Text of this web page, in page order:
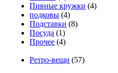
Пивные кружки (4)
подковы (4)
Подставки (8)
Посуда (1)
Прочее (4)
Ретро-вещи (57)